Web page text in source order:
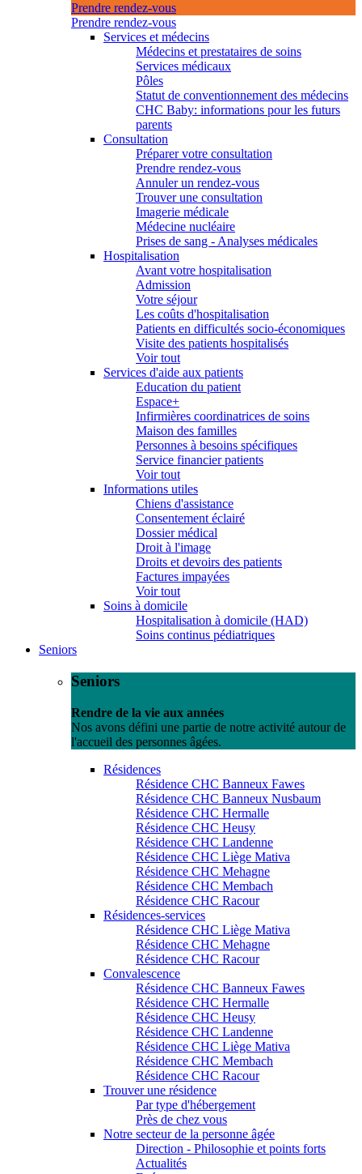
Prendre rendez-vous
Prendre rendez-vous
Services et médecins
Médecins et prestataires de soins
Services médicaux
Pôles
Statut de conventionnement des médecins
CHC Baby: informations pour les futurs
parents
Consultation
Préparer votre consultation
Prendre rendez-vous
Annuler un rendez-vous
Trouver une consultation
Imagerie médicale
Médecine nucléaire
Prises de sang - Analyses médicales
Hospitalisation
Avant votre hospitalisation
Admission
Votre séjour
Les coûts d'hospitalisation
Patients en difficultés socio-économiques
Visite des patients hospitalisés
Voir tout
Services d'aide aux patients
Education du patient
Espace+
Infirmières coordinatrices de soins
Maison des familles
Personnes à besoins spécifiques
Service financier patients
Voir tout
Informations utiles
Chiens d'assistance
Consentement éclairé
Dossier médical
Droit à l'image
Droits et devoirs des patients
Factures impayées
Voir tout
Soins à domicile
Hospitalisation à domicile (HAD)
Soins continus pédiatriques
Seniors
Seniors
Rendre de la vie aux années
Nos avons défini une partie de notre activité autour de
l'accueil des personnes âgées.
Résidences
Résidence CHC Banneux Fawes
Résidence CHC Banneux Nusbaum
Résidence CHC Hermalle
Résidence CHC Heusy
Résidence CHC Landenne
Résidence CHC Liège Mativa
Résidence CHC Mehagne
Résidence CHC Membach
Résidence CHC Racour
Résidences-services
Résidence CHC Liège Mativa
Résidence CHC Mehagne
Résidence CHC Racour
Convalescence
Résidence CHC Banneux Fawes
Résidence CHC Hermalle
Résidence CHC Heusy
Résidence CHC Landenne
Résidence CHC Liège Mativa
Résidence CHC Membach
Résidence CHC Racour
Trouver une résidence
Par type d'hébergement
Près de chez vous
Notre secteur de la personne âgée
Direction - Philosophie et points forts
Actualités